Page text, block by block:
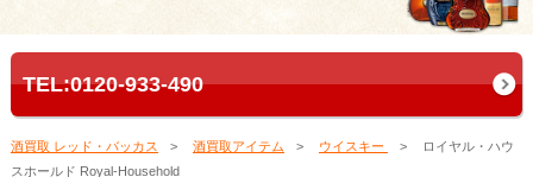
TEL:0120-933-490
酒買取 レッド・バッカス 酒買取アイテム ウイスキー
ロイヤル・ハウ
スホールド Royal-Household